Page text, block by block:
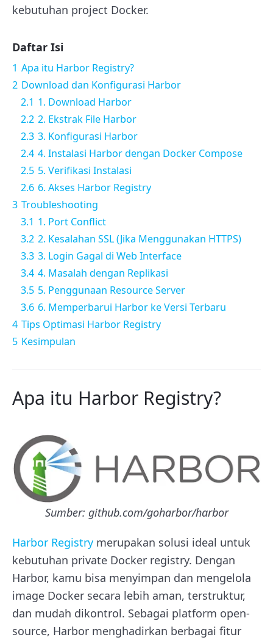
kebutuhan project Docker.
Daftar Isi
1 Apa itu Harbor Registry?
2 Download dan Konfigurasi Harbor
2.1 1. Download Harbor
2.2 2. Ekstrak File Harbor
2.3 3. Konfigurasi Harbor
2.4 4. Instalasi Harbor dengan Docker Compose
2.5 5. Verifikasi Instalasi
2.6 6. Akses Harbor Registry
3 Troubleshooting
3.1 1. Port Conflict
3.2 2. Kesalahan SSL (Jika Menggunakan HTTPS)
3.3 3. Login Gagal di Web Interface
3.4 4. Masalah dengan Replikasi
3.5 5. Penggunaan Resource Server
3.6 6. Memperbarui Harbor ke Versi Terbaru
4 Tips Optimasi Harbor Registry
5 Kesimpulan
Apa itu Harbor Registry?
Sumber: github.com/goharbor/harbor
Harbor Registry merupakan solusi ideal untuk
kebutuhan private Docker registry. Dengan
Harbor, kamu bisa menyimpan dan mengelola
image Docker secara lebih aman, terstruktur,
dan mudah dikontrol. Sebagai platform open-
source, Harbor menghadirkan berbagai fitur